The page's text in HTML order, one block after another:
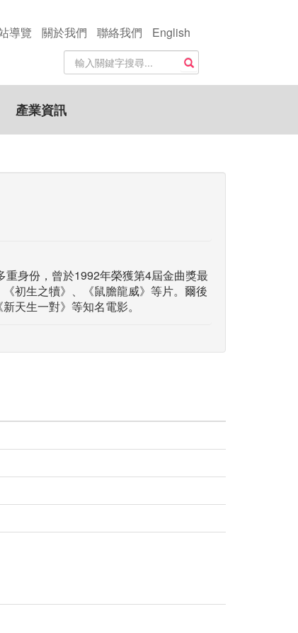
導覽 關於我們 聯絡我們
English
站
內
搜
尋
關
鍵
搜尋
產業資訊
身份，曾於1992年榮獲第4屆金曲獎最
初生之犢》、《鼠膽龍威》等片。爾後
天生一對》等知名電影。